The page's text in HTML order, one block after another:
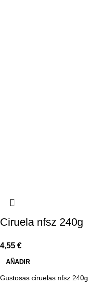
Ciruela nfsz 240g
4,55 €
AÑADIR
Gustosas ciruelas nfsz